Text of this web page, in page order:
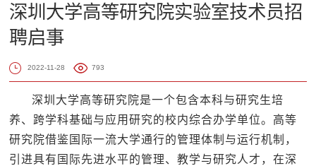
深圳大学高等研究院实验室技术员招
聘启事
2022-11-28 793
深圳大学高等研究院是一个包含本科与研究生培
养、跨学科基础与应用研究的校内综合办学单位。高等
研究院借鉴国际一流大学通行的管理体制与运行机制，
引进具有国际先进水平的管理、教学与研究人才，在深